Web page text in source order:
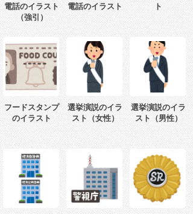
電話のイラスト
（強引）
電話のイラスト
ト
フードスタンプ
のイラスト
選挙演説のイラ
スト（女性）
選挙演説のイラ
スト（男性）